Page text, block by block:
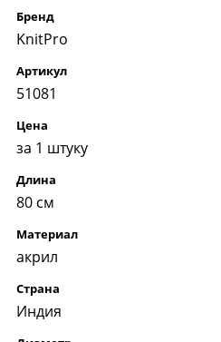
Бренд
KnitPro
Артикул
51081
Цена
за 1 штуку
Длина
80 см
Материал
акрил
Страна
Индия